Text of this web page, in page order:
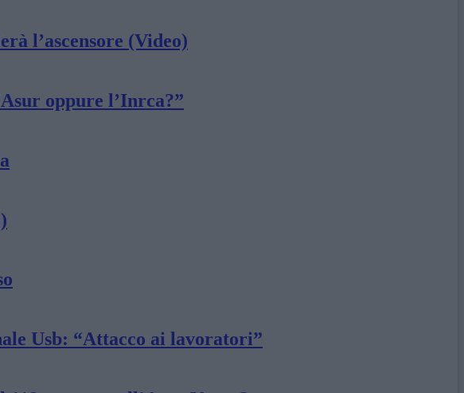
l’ascensore (Video)
oppure l’Inrca?”
Usb: “Attacco ai lavoratori”